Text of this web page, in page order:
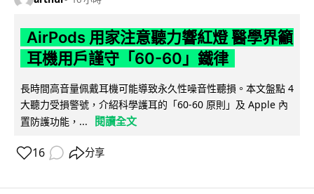
AirPods 用家注意聽力響紅燈 醫學界籲
耳機用戶謹守「60-60」鐵律
長時間高音量佩戴耳機可能導致永久性噪音性聽損。本文盤點 4
大聽力受損警號，介紹科學護耳的「60-60 原則」及 Apple 內
置防護功能，...
閱讀全文
16 分享